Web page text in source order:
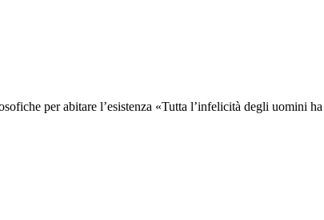
per abitare l’esistenza «Tutta l’infelicità degli uomini